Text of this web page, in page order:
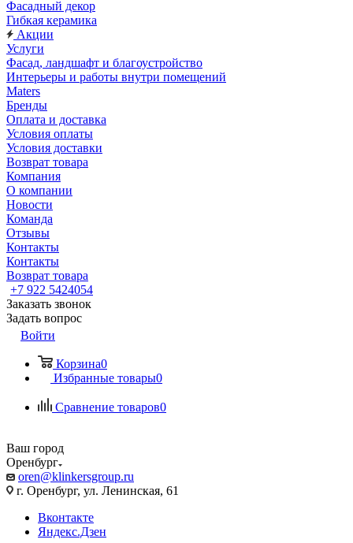
Фасадный декор
Гибкая керамика
Акции
Услуги
Фасад, ландшафт и благоустройство
Интерьеры и работы внутри помещений
Maters
Бренды
Оплата и доставка
Условия оплаты
Условия доставки
Возврат товара
Компания
О компании
Новости
Команда
Отзывы
Контакты
Контакты
Возврат товара
+7 922 5424054
Заказать звонок
Задать вопрос
Войти
Корзина0
Избранные товары0
Сравнение товаров0
Ваш город
Оренбург
oren@klinkersgroup.ru
г. Оренбург, ул. Ленинская, 61
Вконтакте
Яндекс.Дзен